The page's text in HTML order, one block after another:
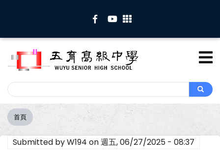
內
Search
Search
導
航
連
首頁
Submitted byW194 on週五, 06/27/2025 - 08:37